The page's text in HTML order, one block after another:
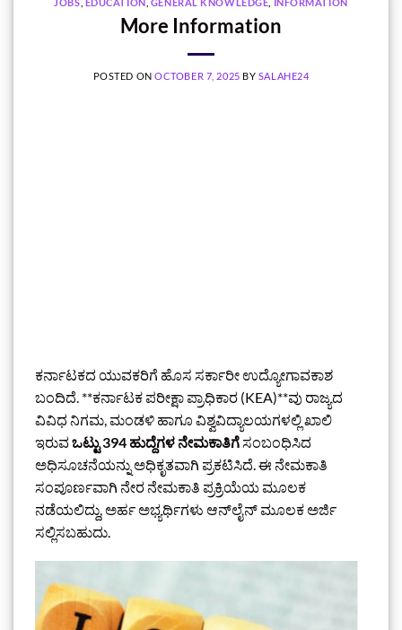
More Information
POSTED ONOCTOBER 7, 2025 BY SALAHE24
ಕರ್ನಾಟಕದ ಯುವಕರಿಗೆ ಹೊಸ ಸರ್ಕಾರೀ ಉದ್ಯೋಗಾವಕಾಶ
ಬಂದಿದೆ. **ಕರ್ನಾಟಕ ಪರೀಕ್ಷಾ ಪ್ರಾಧಿಕಾರ (KEA)**ವು ರಾಜ್ಯದ
ವಿವಿಧ ನಿಗಮ, ಮಂಡಳಿ ಹಾಗೂ ವಿಶ್ವವಿದ್ಯಾಲಯಗಳಲ್ಲಿ ಖಾಲಿ
ಇರುವಒಟ್ಟು 394 ಹುದ್ದೆಗಳ ನೇಮಕಾತಿಗೆ ಸಂಬಂಧಿಸಿದ
ಅಧಿಸೂಚನೆಯನ್ನು ಅಧಿಕೃತವಾಗಿ ಪ್ರಕಟಿಸಿದೆ. ಈ ನೇಮಕಾತಿ
ಸಂಪೂರ್ಣವಾಗಿ ನೇರ ನೇಮಕಾತಿ ಪ್ರಕ್ರಿಯೆಯ ಮೂಲಕ
ನಡೆಯಲಿದ್ದು, ಅರ್ಹ ಅಭ್ಯರ್ಥಿಗಳು ಆನ್‌ಲೈನ್ ಮೂಲಕ ಅರ್ಜಿ
ಸಲ್ಲಿಸಬಹುದು.